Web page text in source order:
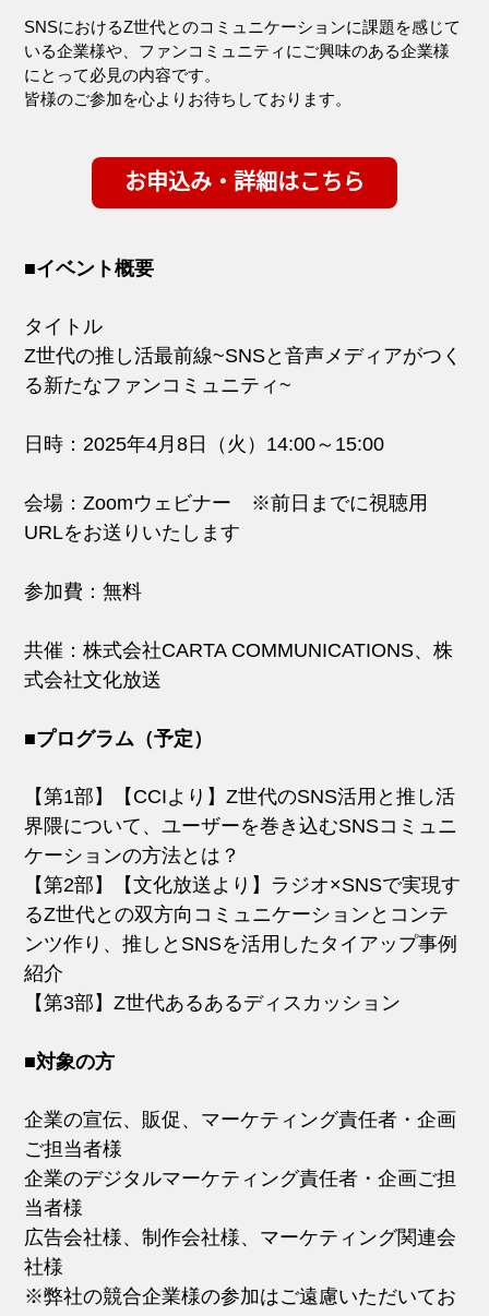
SNSにおけるZ世代とのコミュニケーションに課題を感じて
いる企業様や、ファンコミュニティにご興味のある企業様
にとって必見の内容です。
皆様のご参加を心よりお待ちしております。
■イベント概要
タイトル
Z世代の推し活最前線~SNSと音声メディアがつく
る新たなファンコミュニティ~
日時：2025年4月8日（火）14:00～15:00
会場：Zoomウェビナー ※前日までに視聴用
URLをお送りいたします
参加費：無料
共催：株式会社CARTA COMMUNICATIONS、株
式会社文化放送
■プログラム（予定）
【第1部】【CCIより】Z世代のSNS活用と推し活
界隈について、ユーザーを巻き込むSNSコミュニ
ケーションの方法とは？
【第2部】【文化放送より】ラジオ×SNSで実現す
るZ世代との双方向コミュニケーションとコンテ
ンツ作り、推しとSNSを活用したタイアップ事例
紹介
【第3部】Z世代あるあるディスカッション
■対象の方
企業の宣伝、販促、マーケティング責任者・企画
ご担当者様
企業のデジタルマーケティング責任者・企画ご担
当者様
広告会社様、制作会社様、マーケティング関連会
社様
※弊社の競合企業様の参加はご遠慮いただいてお